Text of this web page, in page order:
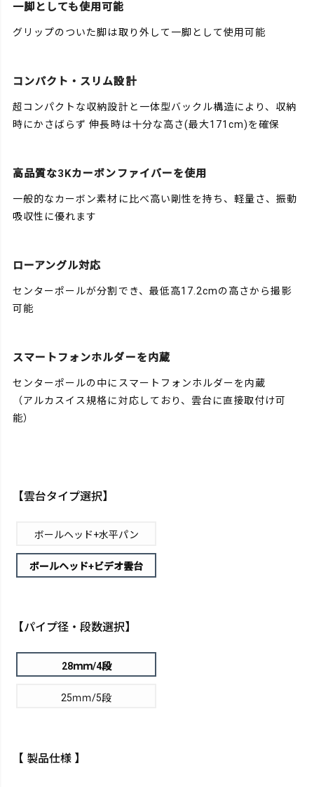
一脚としても使用可能
グリップのついた脚は取り外して一脚として使用可能
コンパクト・スリム設計
超コンパクトな収納設計と一体型バックル構造により、収納
時にかさばらず 伸長時は十分な高さ(最大171cm)を確保
高品質な3Kカーボンファイバーを使用
一般的なカーボン素材に比べ高い剛性を持ち、軽量さ、振動
吸収性に優れます
ローアングル対応
センターポールが分割でき、最低高17.2cmの高さから撮影
可能
スマートフォンホルダーを内蔵
センターポールの中にスマートフォンホルダーを内蔵
（アルカスイス規格に対応しており、雲台に直接取付け可
能）
【雲台タイプ選択】
ボールヘッド+水平パン
ボールヘッド+ビデオ雲台
【パイプ径・段数選択】
28ｍｍ/4段
25ｍｍ/5段
【 製品仕様 】